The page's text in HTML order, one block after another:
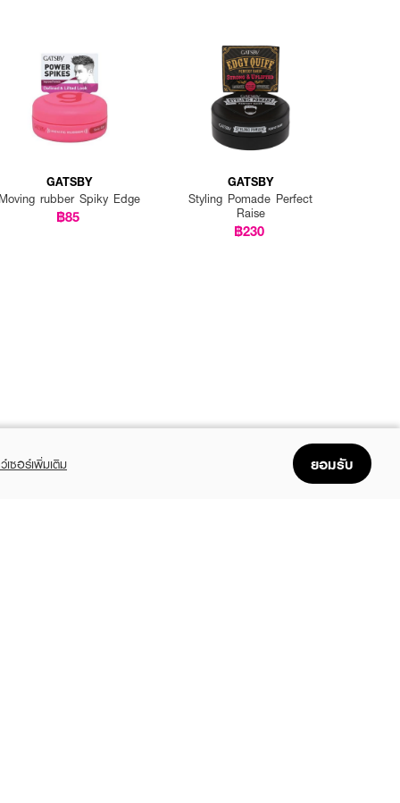
GATSBY
Moving rubber Spiky Edge
฿85
GATSBY
Styling Pomade Perfect
Raise
฿230
เซอร์เพิ่มเติม ยอมรับ